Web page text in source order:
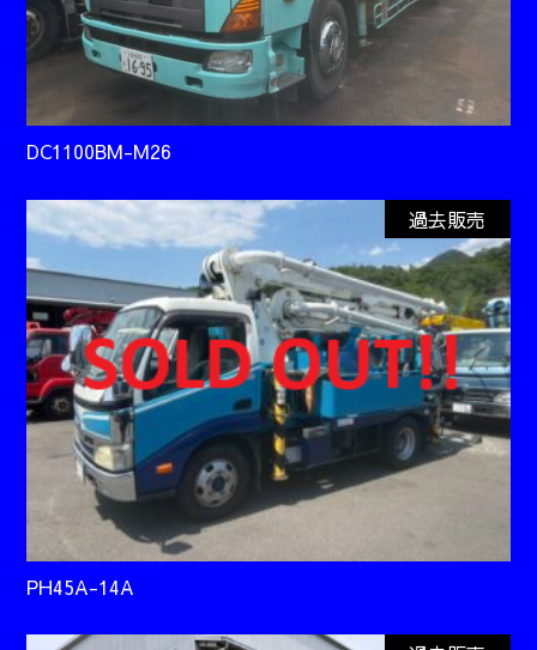
DC1100BM-M26
過去販売
PH45A-14A